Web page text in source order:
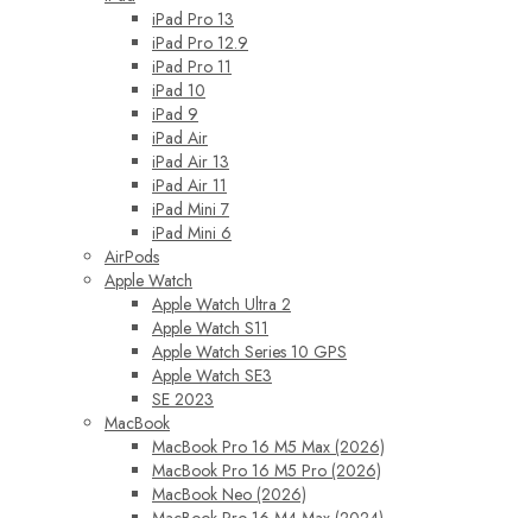
iPad Pro 13
iPad Pro 12.9
iPad Pro 11
iPad 10
iPad 9
iPad Air
iPad Air 13
iPad Air 11
iPad Mini 7
iPad Mini 6
AirPods
Apple Watch
Apple Watch Ultra 2
Apple Watch S11
Apple Watch Series 10 GPS
Apple Watch SE3
SE 2023
MacBook
MacBook Pro 16 M5 Max (2026)
MacBook Pro 16 M5 Pro (2026)
MacBook Neo (2026)